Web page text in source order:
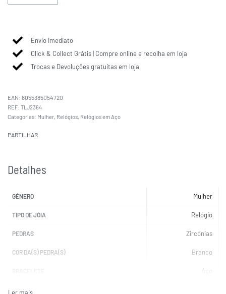
Envio Imediato
Click & Collect Grátis | Compre online e recolha em loja
Trocas e Devoluções gratuitas em loja
EAN: 8055385054720
TLJ2364
Categorias: Mulher, Relógios, Relógios em Aço
PARTILHAR
Detalhes
GÉNERO Mulher
TIPO DE JÓIA Relógio
PEDRAS Zircónias
COR DA(S) PEDRA(S) Branco
CAIXA